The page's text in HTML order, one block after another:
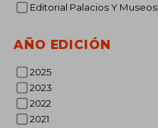
Editorial Palacios Y Museos
AÑO EDICIÓN
2025
2023
2022
2021